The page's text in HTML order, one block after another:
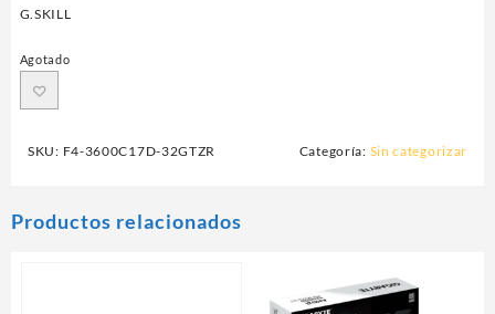
G.SKILL
Agotado
SKU: F4-3600C17D-32GTZR Categoría: Sin categorizar
Productos relacionados